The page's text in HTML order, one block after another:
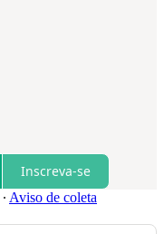
Inscreva-se
∙ Aviso de coleta